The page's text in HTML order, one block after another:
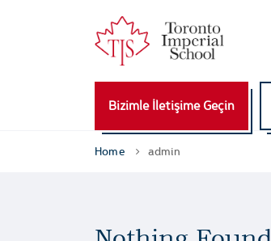
Bizimle İletişime Geçin
Home admin